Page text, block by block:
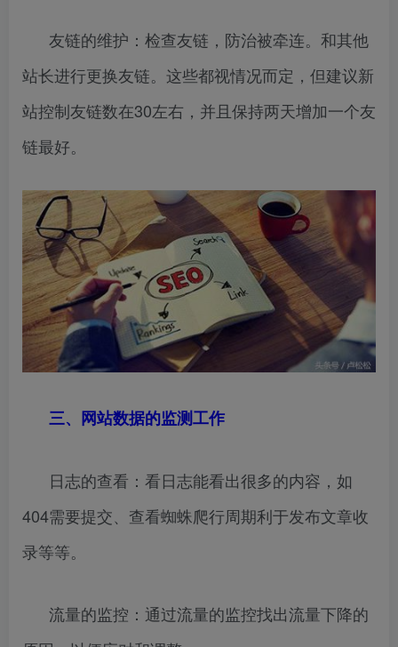
友链的维护：检查友链，防治被牵连。和其他
站长进行更换友链。这些都视情况而定，但建议新
站控制友链数在30左右，并且保持两天增加一个友
链最好。
三、网站数据的监测工作
日志的查看：看日志能看出很多的内容，如
404需要提交、查看蜘蛛爬行周期利于发布文章收
录等等。
流量的监控：通过流量的监控找出流量下降的